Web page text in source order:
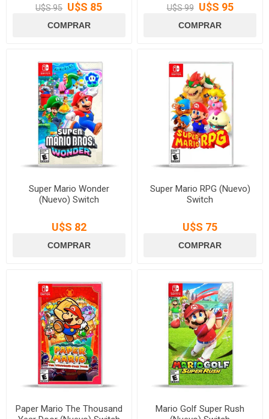
U$S 95 U$S 85 U$S 99 U$S 95
Super Mario Wonder
(Nuevo) Switch
U$S 82
Super Mario RPG (Nuevo)
Switch
U$S 75
Paper Mario The Thousand
Mario Golf Super Rush